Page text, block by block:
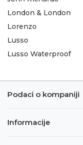
London & London
Lorenzo
Lusso
Lusso Waterproof
Podaci o kompaniji
Informacije